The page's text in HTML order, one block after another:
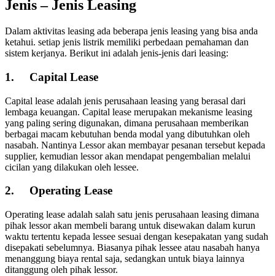
Jenis – Jenis Leasing
Dalam aktivitas leasing ada beberapa jenis leasing yang bisa anda
ketahui. setiap jenis listrik memiliki perbedaan pemahaman dan
sistem kerjanya. Berikut ini adalah jenis-jenis dari leasing:
1. Capital Lease
Capital lease adalah jenis perusahaan leasing yang berasal dari
lembaga keuangan. Capital lease merupakan mekanisme leasing
yang paling sering digunakan, dimana perusahaan memberikan
berbagai macam kebutuhan benda modal yang dibutuhkan oleh
nasabah. Nantinya Lessor akan membayar pesanan tersebut kepada
supplier, kemudian lessor akan mendapat pengembalian melalui
cicilan yang dilakukan oleh lessee.
2. Operating Lease
Operating lease adalah salah satu jenis perusahaan leasing dimana
pihak lessor akan membeli barang untuk disewakan dalam kurun
waktu tertentu kepada lessee sesuai dengan kesepakatan yang sudah
disepakati sebelumnya. Biasanya pihak lessee atau nasabah hanya
menanggung biaya rental saja, sedangkan untuk biaya lainnya
ditanggung oleh pihak lessor.